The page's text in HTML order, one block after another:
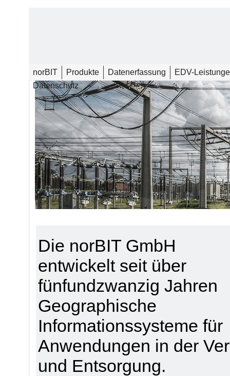
norBIT Produkte Datenerfassung
EDV-
Datenschutz
Die norBIT GmbH
entwickelt seit über
fünfundzwanzig Jahren
Geographische
Informationssysteme für
Anwendungen in der
und Entsorgung.